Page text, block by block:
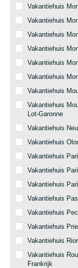
Vakantiehuis
Vakantiehuis
Vakantiehuis
Vakantiehuis
Vakantiehuis
Vakantiehuis
Vakantiehuis
Vakantiehuis
Lot-Garonne
Vakantiehuis
Vakantiehuis
Vakantiehuis
Vakantiehuis
Vakantiehuis
Vakantiehuis
Vakantiehuis
Vakantiehuis
Vakantiehuis
Vakantiehuis
Frankrijk